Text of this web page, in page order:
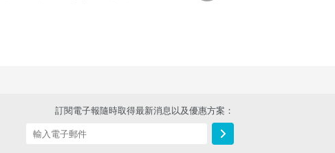
訂閱電子報隨時取得最新消息以及優惠方案：